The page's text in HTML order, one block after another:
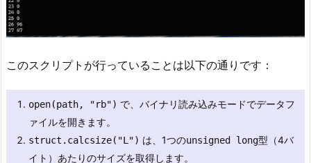
このスクリプトが行っていることは以下の通りです：
open(path, "rb") で、バイナリ読み込みモードでデータフ
ァイルを開きます。
struct.calcsize("L") は、1つのunsigned long型（4バ
イト）あたりのサイズを取得します。